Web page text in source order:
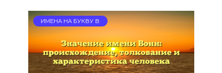
ИМЕНА НА БУКВУ В